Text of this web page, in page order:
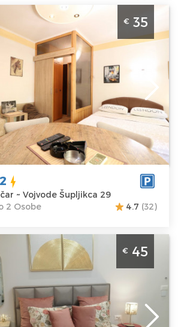
Vojvoda 2 Beograd Vračar
Gosti:2
Kvadratura :20
m2
Struktura :
Studio
€ 35
~ Vojvode Šupljikca 29
2 Osobe
4.7 (32)
Bulevar2025 Beograd
u blizini Vukovog
Vracaru.
Gosti: 2
€ 45